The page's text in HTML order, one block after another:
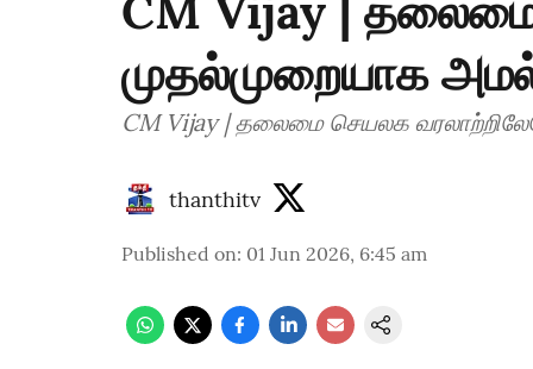
முதல்முறையாக
CM Vijay | தலைமை செயலக
thanthitv
Published on: 01 Jun 2026, 6:45 am